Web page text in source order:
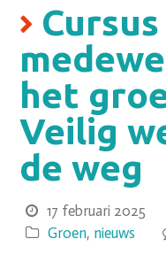
het
Veilig
de weg
17 februari 2025
Groen, nieuws